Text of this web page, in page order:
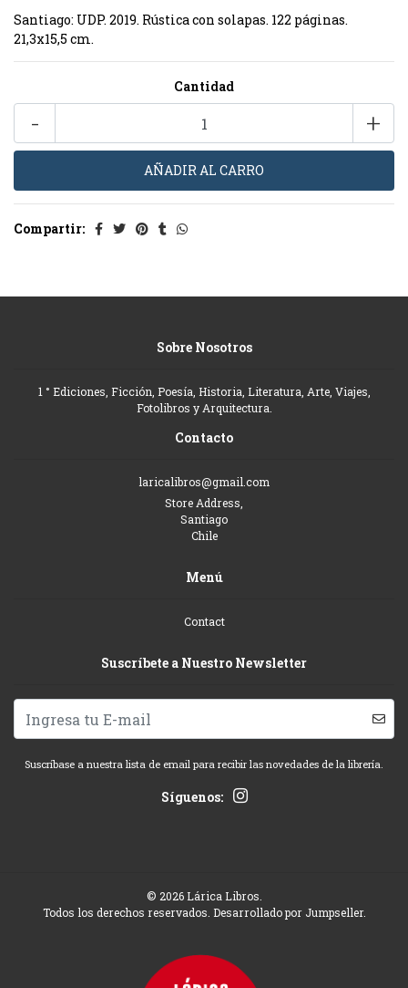
Santiago: UDP. 2019. Rústica con solapas. 122 páginas.
21,3x15,5 cm.
Cantidad
+
-
Compartir:
Sobre Nosotros
1 ° Ediciones, Ficción, Poesía, Historia, Literatura, Arte, Viajes,
Fotolibros y Arquitectura.
Contacto
laricalibros@gmail.com
Store Address,
Santiago
Chile
Menú
Contact
Suscríbete a Nuestro Newsletter
Suscríbase a nuestra lista de email para recibir las novedades de la librería.
Síguenos:
© 2026 Lárica Libros.
Todos los derechos reservados. Desarrollado por Jumpseller.